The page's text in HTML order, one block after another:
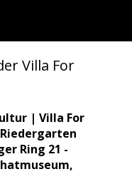
Villa For
| Villa For
Ring 21 -